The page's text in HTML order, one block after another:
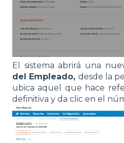
El sistema abrirá una
del Empleado, desde la
ubica aquel que hace
definitiva y da clic en el